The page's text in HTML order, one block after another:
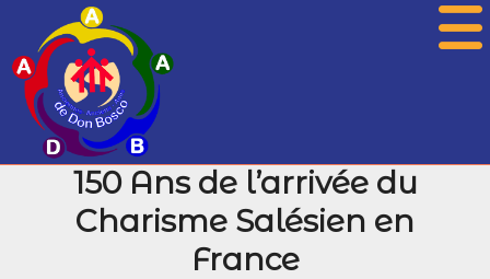
Présentation
Actualités
150 Ans de l’arrivée du
Charisme Salésien en
France